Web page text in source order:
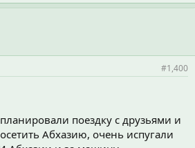
#1,400
поездку с друзьями и
Абхазию, очень испугали